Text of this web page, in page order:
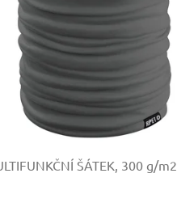
ŠÁTEK, 300 g/m2